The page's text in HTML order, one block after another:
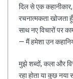
दिल से एक
रचनात्मकता खोजता
साथ नए विचारों पर
— मैं हमेशा उन
मुझे शब्दों, कला और
रहा होता या कुछ